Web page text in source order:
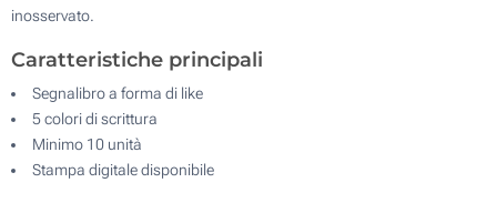
inosservato.
Caratteristiche principali
Segnalibro a forma di like
5 colori di scrittura
Minimo 10 unità
Stampa digitale disponibile